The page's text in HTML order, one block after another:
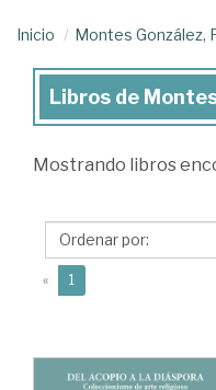
Inicio Montes González,
Libros
Montes
Francisco
Libros de
Mostrando libros
« 1